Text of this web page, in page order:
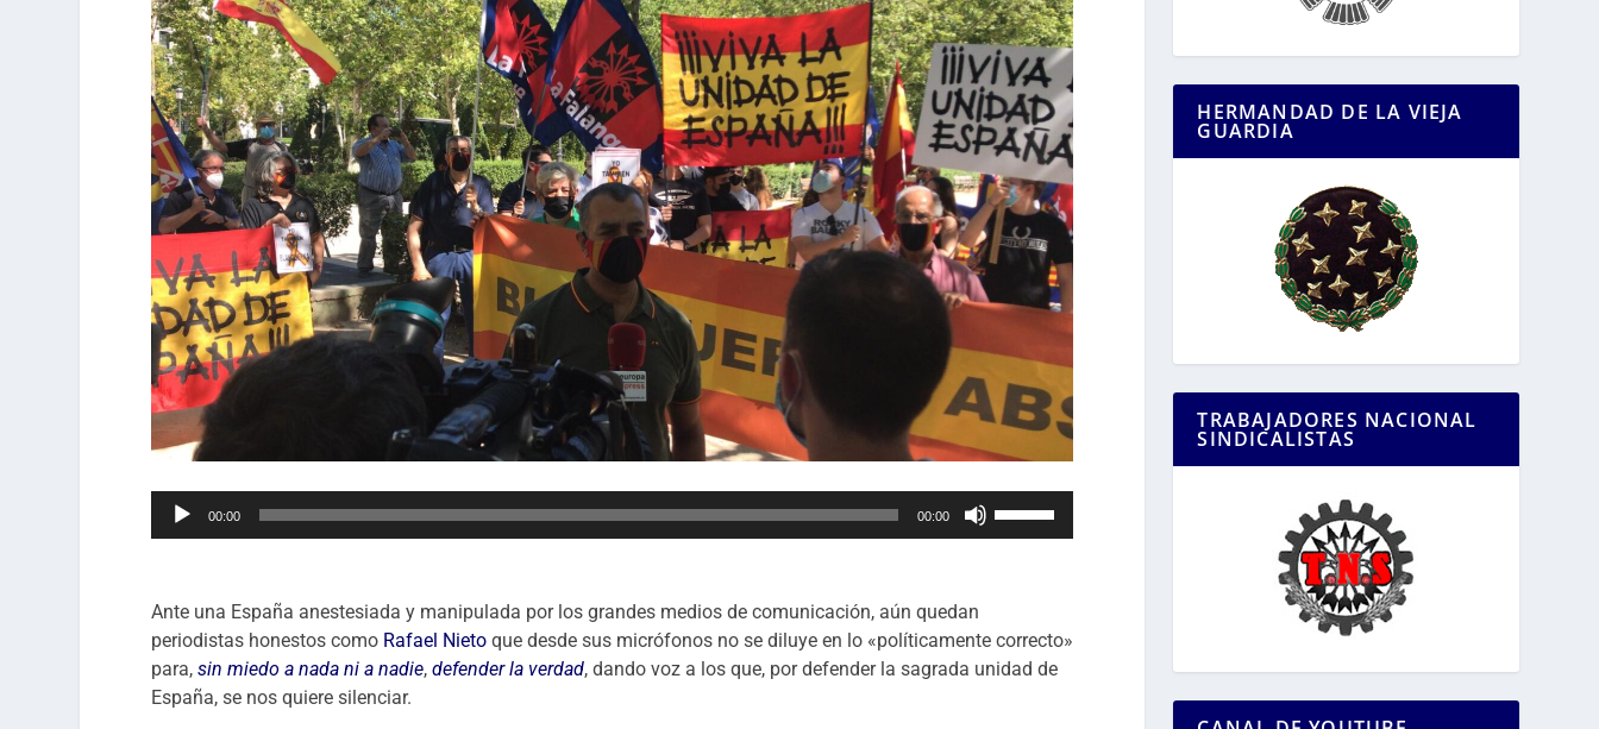
Reproductor
00:00 00:00
z
a
Ante una España anestesiada y manipulada por los grandes medios de comunicación, aún quedan
periodistas honestos como Rafael Nieto que desde sus micrófonos no se diluye en lo «políticamente correcto»
para,sin miedo a nada ni a nadie,defender la verdad, dando voz a los que, por defender la sagrada unidad de
España, se nos quiere silenciar.
HERMANDAD DE LA VIEJA
GUARDIA
TRABAJADORES NACIONAL
SINDICALISTAS